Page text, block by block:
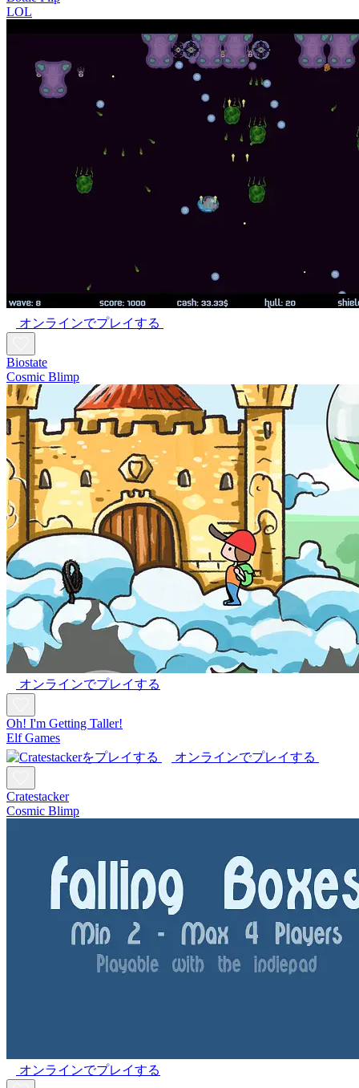
LOL
オンラインでプレイする
Biostate
Cosmic Blimp
オンラインでプレイする
Oh! I'm Getting Taller!
Elf Games
オンラインでプレイする
Cratestacker
Cosmic Blimp
オンラインでプレイする